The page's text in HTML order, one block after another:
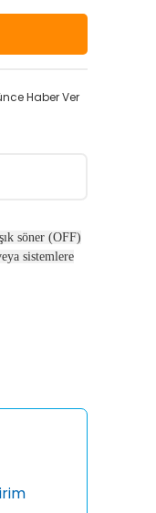
Haber Ver
söner (OFF)
sistemlere